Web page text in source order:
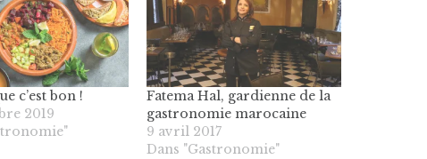
c’est bon !
2019
Fatema Hal, gardienne de la
gastronomie marocaine
9 avril 2017
Dans "Gastronomie"